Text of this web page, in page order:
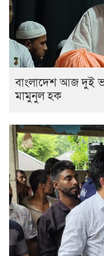
বাংলাদেশ আজ দুই
মামুনুল হক